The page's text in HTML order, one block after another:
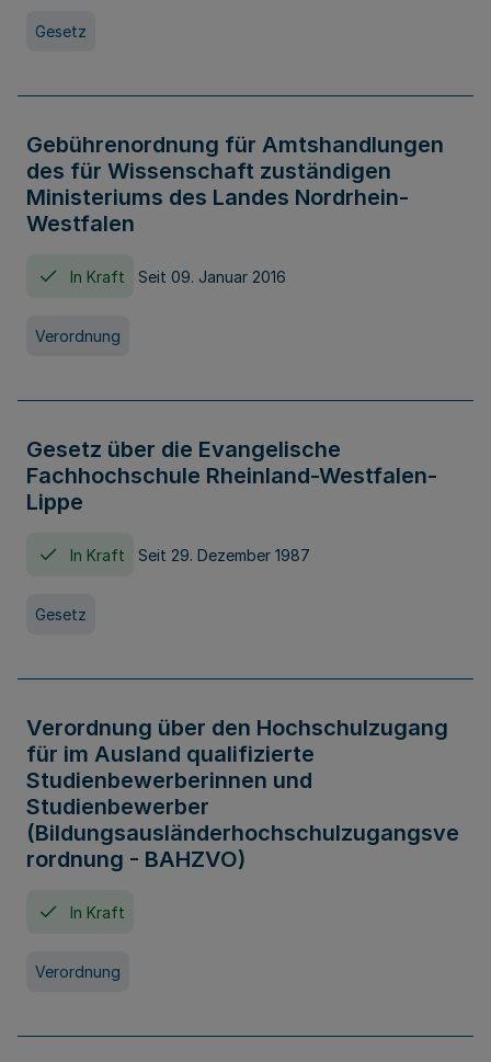
Gesetz
Gebührenordnung für Amtshandlungen
des für Wissenschaft zuständigen
Ministeriums des Landes Nordrhein-
Westfalen
In Kraft Seit 09. Januar 2016
Verordnung
Gesetz über die Evangelische
Fachhochschule Rheinland-Westfalen-
Lippe
In Kraft Seit 29. Dezember 1987
Gesetz
Verordnung über den Hochschulzugang
für im Ausland qualifizierte
Studienbewerberinnen und
Studienbewerber
(Bildungsausländerhochschulzugangsve
rordnung - BAHZVO)
In Kraft
Verordnung